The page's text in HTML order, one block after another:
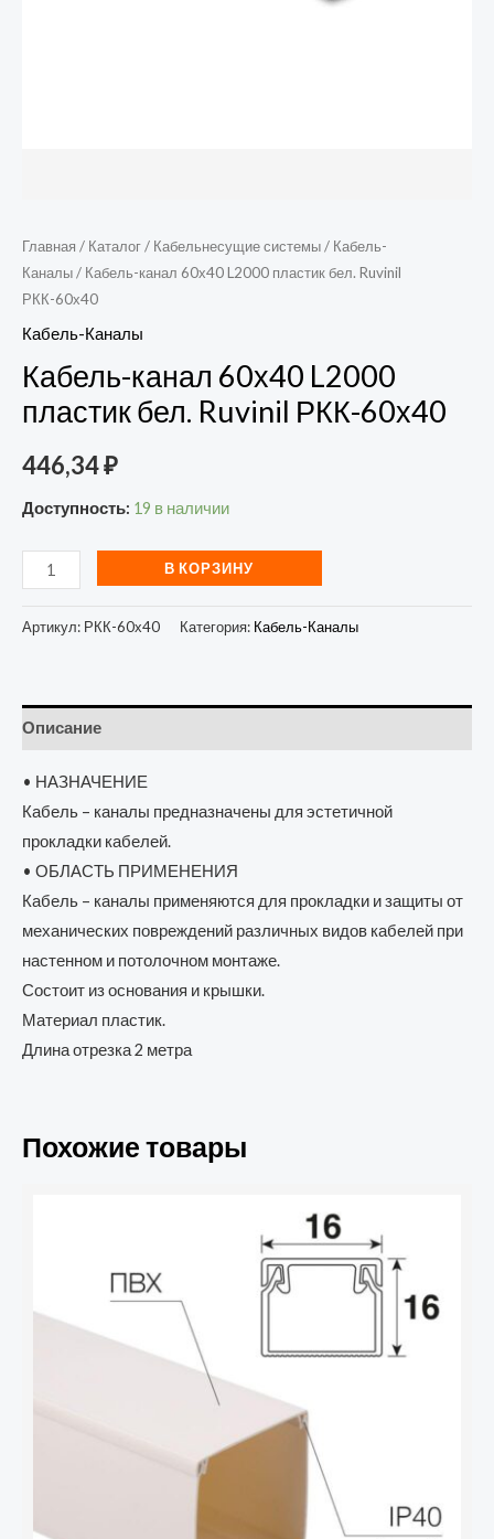
Главная / Каталог/ Кабельнесущие системы/ Кабель-
Каналы/ Кабель-канал 60х40 L2000 пластик бел. Ruvinil
РКК-60х40
Кабель-Каналы
Кабель-канал 60х40 L2000
пластик бел. Ruvinil РКК-60х40
446,34₽
Доступность: 19 в наличии
В КОРЗИНУ
Артикул: РКК-60х40 Категория: Кабель-Каналы
Описание
• НАЗНАЧЕНИЕ
Кабель – каналы предназначены для эстетичной
прокладки кабелей.
• ОБЛАСТЬ ПРИМЕНЕНИЯ
Кабель – каналы применяются для прокладки и защиты от
механических повреждений различных видов кабелей при
настенном и потолочном монтаже.
Состоит из основания и крышки.
Материал пластик.
Длина отрезка 2 метра
Похожие товары